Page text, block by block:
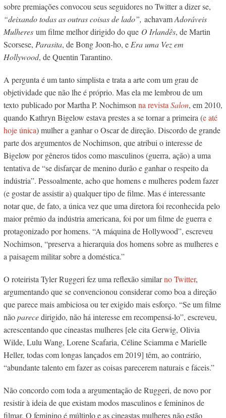
sobre premiações convocou seus seguidores no Twitter a dizer se,
“deixando todas as outras coisas de lado”, achavamAdoráveis
Mulheresum filme melhor dirigido do que O Irlandês, de Martin
Scorsese, Parasita, de Bong Joon-ho, e Era uma Vez em
Hollywood, de Quentin Tarantino.
A pergunta é um tanto simplista e trata a arte com um grau de
objetividade que não lhe é próprio. Mas ela me lembrou de um
texto publicado por Martha P. Nochimson na revista Salon, em 2010,
quando Kathryn Bigelow estava prestes a se tornar a primeira (e até
hoje única) mulher a ganhar o Oscar de direção. Discordo de grande
parte dos argumentos de Nochimson, que atribui o interesse de
Bigelow por gêneros tidos como masculinos (guerra, ação) a uma
tentativa de “se disfarçar de menino durão e ganhar o respeito da
indústria”. Pessoalmente, acho que homens e mulheres podem fazer
(e gostar de assistir a) qualquer tipo de filme. Mas é interessante
notar que, de fato, a única vez que uma diretora foi reconhecida pelo
maior prêmio da indústria americana, foi por um filme de guerra e
protagonizado por homens. “A máquina de Hollywood”, escreveu
Nochimson, “preserva a hierarquia dos homens sobre as mulheres e
a paisagem militar sobre a doméstica.”
O roteirista Tyler Ruggeri fez uma reflexão similarno Twitter,
argumentando que se convencionou considerar como boa a direção
que parece mais ambiciosa ou ter exigido mais esforço. “Se um filme
nãoparecedirigido, não há interesse em recompensá-lo”, escreveu,
acrescentando que cineastas mulheres [ele cita Gerwig, Olivia
Wilde, Lulu Wang, Lorene Scafaria, Céline Sciamma e Marielle
Heller, todas com longas lançados em 2019] têm, ao contrário,
“abundante talento em fazer as coisas parecerem naturais e fáceis.”
Não concordo com toda a argumentação de Ruggeri, de novo por
resistir à ideia de que existam modos masculinos e femininos de
filmar. O feminino é múltiplo e as cineastas mulheres não estão